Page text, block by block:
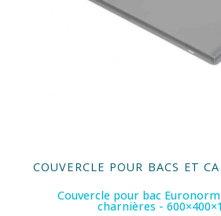
COUVERCLE POUR BACS ET
Couvercle pour bac Euronorm
charnières -